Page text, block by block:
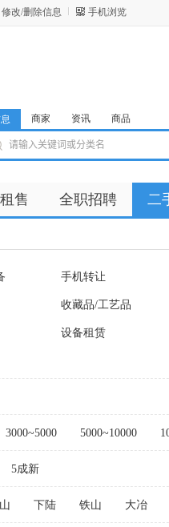
修改/删除信息 手机浏览
商家 资讯 商品
售 全职招聘 二
手机转让
收藏品/工艺品
设备租赁
3000~5000 5000~10000
5成新
下陆 铁山 大冶